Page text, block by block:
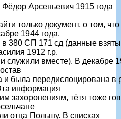
Арсеньевич 1915 года
только документ, о том,
1944 года.
380 СП 171 сд (данные
1912 г.р.
служили вместе). В декабре
и была передислоцирована в
информация
захоронениям, тётя тоже
отца Польшу. В списках